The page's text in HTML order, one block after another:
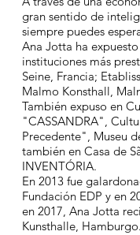
gran sentido de
siempre puedes
Ana Jotta ha
instituciones más
Seine, Francia;
Malmo Konsthall,
También expuso en
"CASSANDRA",
Precedente", Museu
también en Casa de
INVENTÓRIA.
En 2013 fue
Fundación EDP y en
en 2017, Ana Jotta
Kunsthalle, Hamburgo.